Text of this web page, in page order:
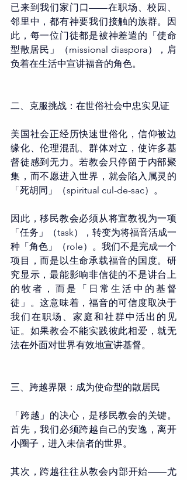
已来到我们家门口——在职场、校园、
邻里中，都有神要我们接触的族群。因
此，每一位门徒都是被神差遣的「使命
型散居民」（missional diaspora），肩
负着在生活中宣讲福音的角色。
二、克服挑战：在世俗社会中忠实见证
美国社会正经历快速世俗化，信仰被边
缘化、伦理混乱、群体对立，使许多基
督徒感到无力。若教会只停留于内部聚
集，而不愿进入世界，就会陷入属灵的
「死胡同」（spiritual cul-de-sac）。
因此，移民教会必须从将宣教视为一项
「任务」（task），转变为将福音活成一
种「角色」（role）。我们不是完成一个
项目，而是以生命承载福音的国度。研
究显示，最能影响非信徒的不是讲台上
的牧者，而是「日常生活中的基督
徒」。这意味着，福音的可信度取决于
我们在职场、家庭和社群中活出的见
证。如果教会不能实践彼此相爱，就无
法在外面对世界有效地宣讲基督。
三、跨越界限：成为使命型的散居民
「跨越」的决心，是移民教会的关键。
首先，我们必须跨越自己的安逸，离开
小圈子，进入未信者的世界。
其次，跨越往往从教会内部开始——尤